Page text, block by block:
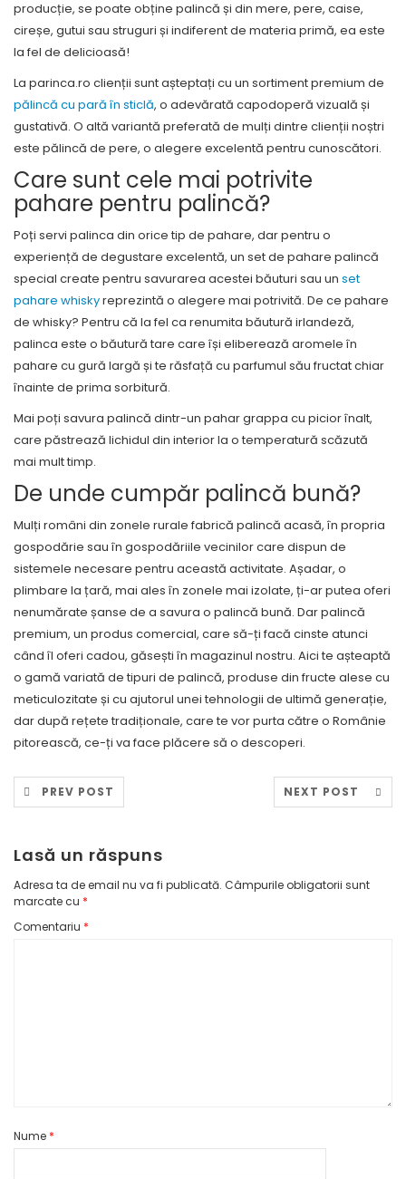
producție, se poate obține palincă și din mere, pere, caise,
cireșe, gutui sau struguri și indiferent de materia primă, ea este
la fel de delicioasă!
La parinca.ro clienții sunt așteptați cu un sortiment premium de
pălincă cu pară în sticlă, o adevărată capodoperă vizuală și
gustativă. O altă variantă preferată de mulți dintre clienții noștri
este pălincă de pere, o alegere excelentă pentru cunoscători.
Care sunt cele mai potrivite
pahare pentru palincă?
Poți servi palinca din orice tip de pahare, dar pentru o
experiență de degustare excelentă, un set de pahare palincă
special create pentru savurarea acestei băuturi sau un set
pahare whiskyreprezintă o alegere mai potrivită. De ce pahare
de whisky? Pentru că la fel ca renumita băutură irlandeză,
palinca este o băutură tare care își eliberează aromele în
pahare cu gură largă și te răsfață cu parfumul său fructat chiar
înainte de prima sorbitură.
Mai poți savura palincă dintr-un pahar grappa cu picior înalt,
care păstrează lichidul din interior la o temperatură scăzută
mai mult timp.
De unde cumpăr palincă bună?
Mulți români din zonele rurale fabrică palincă acasă, în propria
gospodărie sau în gospodăriile vecinilor care dispun de
sistemele necesare pentru această activitate. Așadar, o
plimbare la țară, mai ales în zonele mai izolate, ți-ar putea oferi
nenumărate șanse de a savura o palincă bună. Dar palincă
premium, un produs comercial, care să-ți facă cinste atunci
când îl oferi cadou, găsești în magazinul nostru. Aici te așteaptă
o gamă variată de tipuri de palincă, produse din fructe alese cu
meticulozitate și cu ajutorul unei tehnologii de ultimă generație,
dar după rețete tradiționale, care te vor purta către o Românie
pitorească, ce-ți va face plăcere să o descoperi.
PREV POST NEXT POST
Lasă un răspuns
Adresa ta de email nu va fi publicată. Câmpurile obligatorii sunt
marcate cu *
Comentariu *
Nume *